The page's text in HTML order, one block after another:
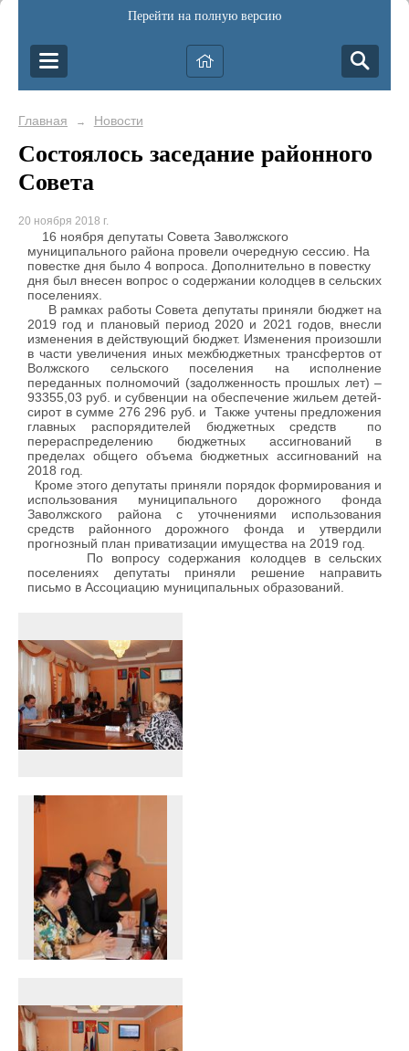
Перейти на полную версию
Главная → Новости
Состоялось заседание районного
Совета
20 ноября 2018 г.
16 ноября депутаты Совета Заволжского
муниципального района провели очередную сессию. На
повестке дня было 4 вопроса. Дополнительно в повестку
дня был внесен вопрос о содержании колодцев в сельских
поселениях.
В рамках работы Совета депутаты приняли бюджет на
2019 год и плановый период 2020 и 2021 годов, внесли
изменения в действующий бюджет. Изменения произошли
в части увеличения иных межбюджетных трансфертов от
Волжского сельского поселения на исполнение
переданных полномочий (задолженность прошлых лет) –
93355,03 руб. и субвенции на обеспечение жильем детей-
сирот в сумме 276 296 руб. и Также учтены предложения
главных распорядителей бюджетных средств по
перераспределению бюджетных ассигнований в
пределах общего объема бюджетных ассигнований на
2018 год.
Кроме этого депутаты приняли порядок формирования и
использования муниципального дорожного фонда
Заволжского районас уточнениями
использования
средств районного дорожного фонда и утвердили
прогнозный план приватизации имущества на 2019 год.
По вопросу содержания колодцев в сельских
поселениях депутаты приняли решение направить
письмо в Ассоциацию муниципальных образований.